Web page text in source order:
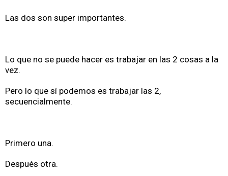
Las dos son super importantes.
Lo que no se puede hacer es trabajar en las 2 cosas a la
vez.
Pero lo que sí podemos es trabajar las 2,
secuencialmente.
Primero una.
Después otra.